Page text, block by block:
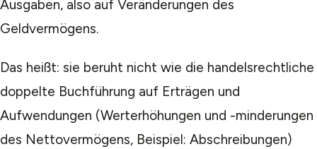
Ausgaben, also auf Veränderungen des
Geldvermögens.
Das heißt: sie beruht nicht wie die handelsrechtliche
doppelte Buchführung auf Erträgen und
Aufwendungen (Werterhöhungen und -minderungen
des Nettovermögens, Beispiel: Abschreibungen)